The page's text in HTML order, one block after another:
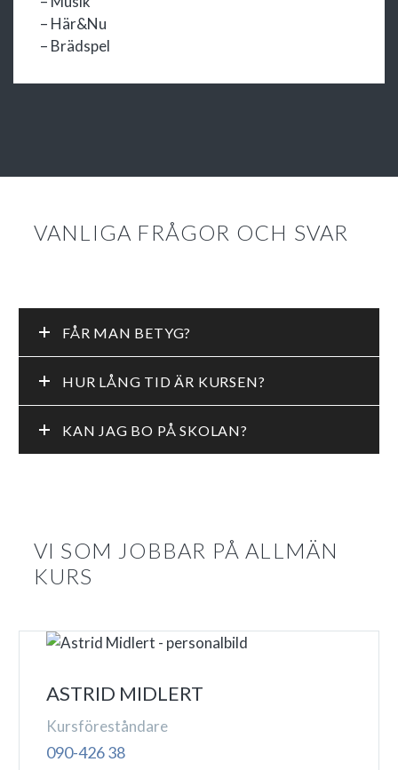
– Här&Nu
– Brädspel
VANLIGA FRÅGOR OCH SVAR
FÅR MAN BETYG?
HUR LÅNG TID ÄR KURSEN?
KAN JAG BO PÅ SKOLAN?
VI SOM JOBBAR PÅ ALLMÄN
KURS
ASTRID MIDLERT
Kursföreståndare
090-426 38